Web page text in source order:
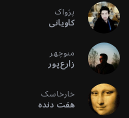
پژواک
کاویانی
منوچهر
زارع‌پور
خارخاسک
هفت دنده